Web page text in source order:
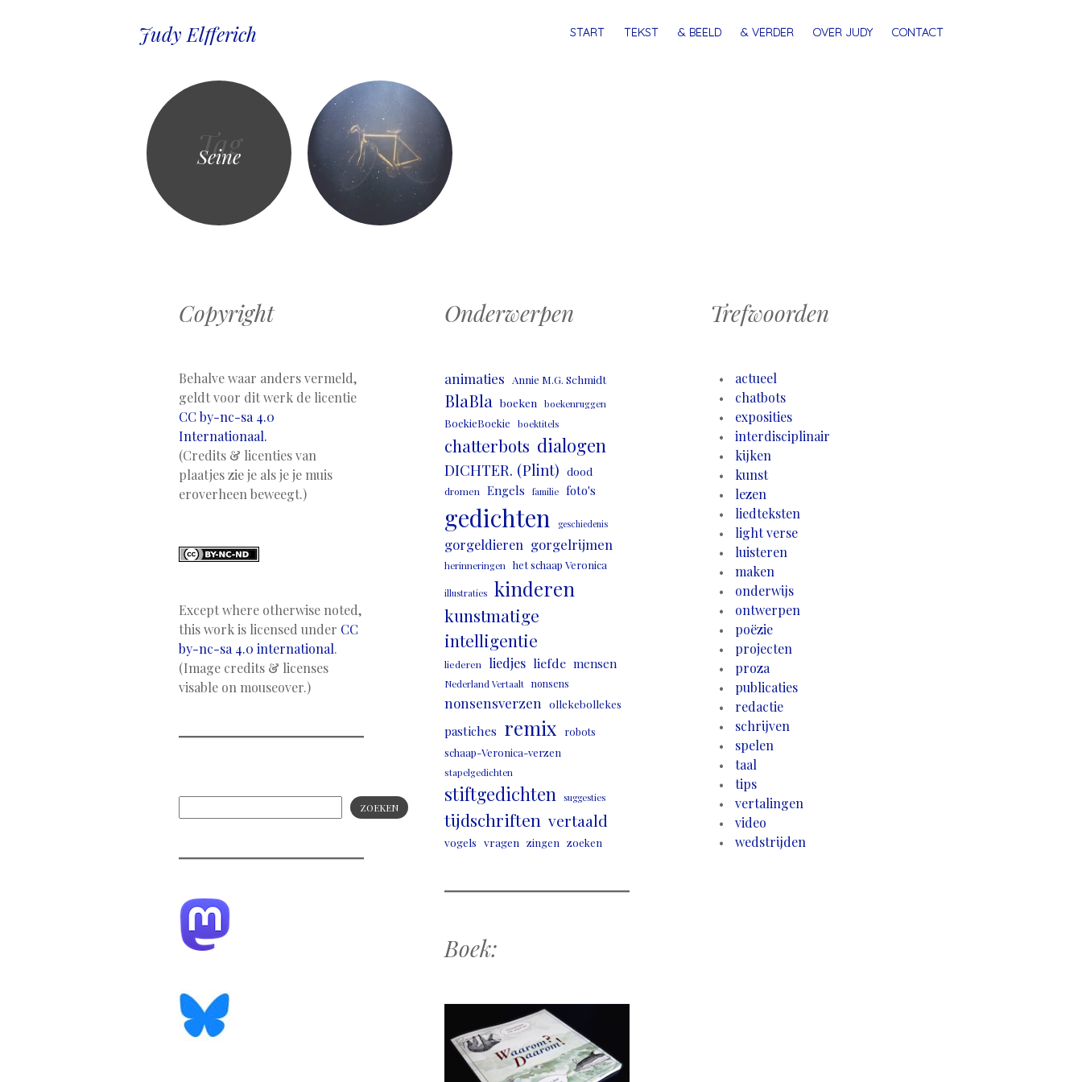
Judy Elfferich MENU
SPRINGSTART TEKST & BEELD & VERDER OVER JUDY CONTACT
Tag
Seine
Copyright
Behalve waar anders vermeld,
geldt voor dit werk de licentie
CC by-nc-sa 4.0
Internationaal.
(Credits & licenties van
plaatjes zie je als je je muis
eroverheen beweegt.)
Except where otherwise noted,
this work is licensed under CC
by-nc-sa 4.0 international.
(Image credits & licenses
visable on mouseover.)
ZOEKEN
Onderwerpen
animaties Annie M.G. Schmidt
BlaBla boeken boekenruggen
BoekieBoekie boektitels
chatterbots dialogen
DICHTER. (Plint) dood
dromen Engels familie foto's
gedichten geschiedenis
gorgeldieren gorgelrijmen
herinneringen het schaap Veronica
illustraties kinderen
kunstmatige
intelligentie
liederen liedjes liefde mensen
Nederland Vertaalt nonsens
nonsensverzen ollekebollekes
pastiches remix
robots
schaap-Veronica-verzen
stapelgedichten
stiftgedichten suggesties
tijdschriften vertaald
vogels vragen zingen zoeken
Boek:
Trefwoorden
actueel
chatbots
exposities
interdisciplinair
kijken
kunst
lezen
liedteksten
light verse
luisteren
maken
onderwijs
ontwerpen
poëzie
projecten
proza
publicaties
redactie
schrijven
spelen
taal
tips
vertalingen
video
wedstrijden